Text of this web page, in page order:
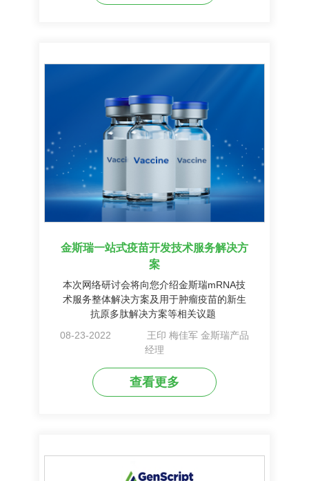
金斯瑞一站式疫苗开发技术服务解决方
案
本次网络研讨会将向您介绍金斯瑞mRNA技
术服务整体解决方案及用于肿瘤疫苗的新生
抗原多肽解决方案等相关议题
08-23-2022
王印 梅佳军 金斯瑞产品
经理
查看更多